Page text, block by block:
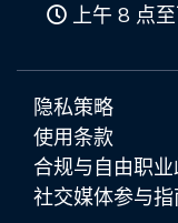
上午 8 点
隐私策略
使用条款
合规与自由职
社交媒体参与指